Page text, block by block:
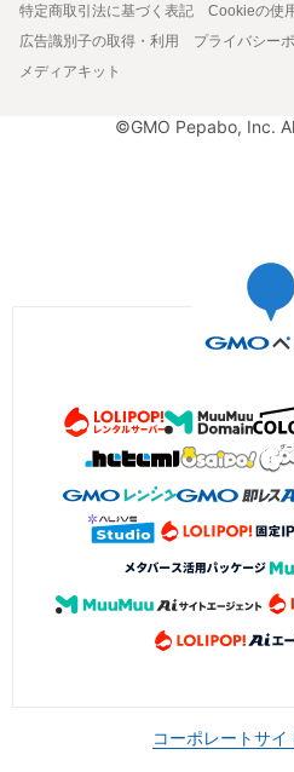
特定商取引法に基づく表記
Cookieの使
広告識別子の取得・利用
プライバシー
メディアキット
©GMO Pepabo, Inc.
コーポレートサイ